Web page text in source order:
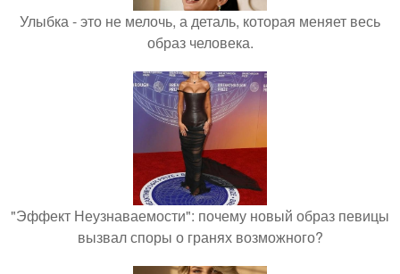
Улыбка - это не мелочь, а деталь, которая меняет весь
образ человека.
"Эффект Неузнаваемости": почему новый образ певицы
вызвал споры о гранях возможного?